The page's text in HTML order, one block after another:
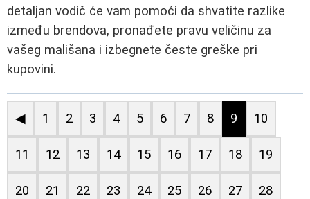
detaljan vodič će vam pomoći da shvatite razlike
između brendova, pronađete pravu veličinu za
vašeg mališana i izbegnete česte greške pri
kupovini.
◀ 1 2 3 4 5 6 7 8 9 10
11 12 13 14 15 16 17 18 19
20 21 22 23 24 25 26 27 28